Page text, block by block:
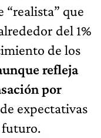
“realista” que
del 1%
de los
refleja
por
expectativas
futuro.